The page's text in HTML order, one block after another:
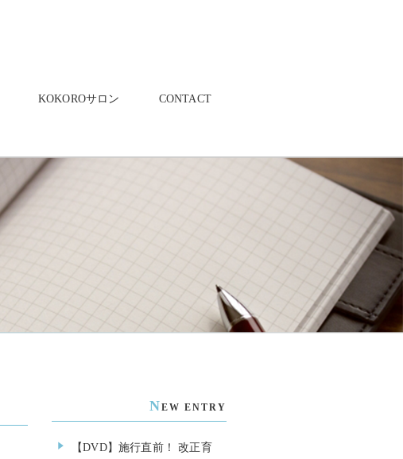
KOKOROサロン CONTACT
NEW ENTRY
【DVD】施行直前！ 改正育